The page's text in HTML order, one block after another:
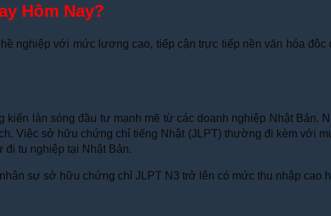
Hôm Nay?
nghiệp với mức lương cao, tiếp cận trực tiếp nền văn hóa
làn sóng đầu tư mạnh mẽ từ các doanh nghiệp Nhật Bản.
Việc sở hữu chứng chỉ tiếng Nhật (JLPT) thường đi kèm với
tu nghiệp tại Nhật Bản.
sự sở hữu chứng chỉ JLPT N3 trở lên có mức thu nhập cao